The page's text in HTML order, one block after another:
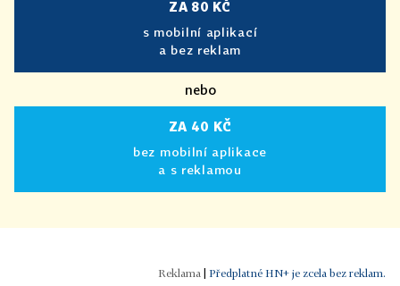
ZA 80 KČ
s mobilní aplikací
a bez reklam
nebo
ZA 40 KČ
bez mobilní aplikace
a s reklamou
Předplatné HN+ je zcela bez reklam.